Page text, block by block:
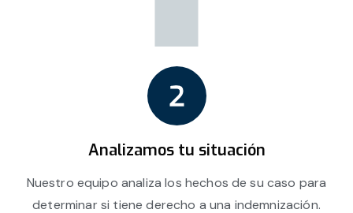
Analizamos tu situación
Nuestro equipo analiza los hechos de su caso para
determinar si tiene derecho a una indemnización.